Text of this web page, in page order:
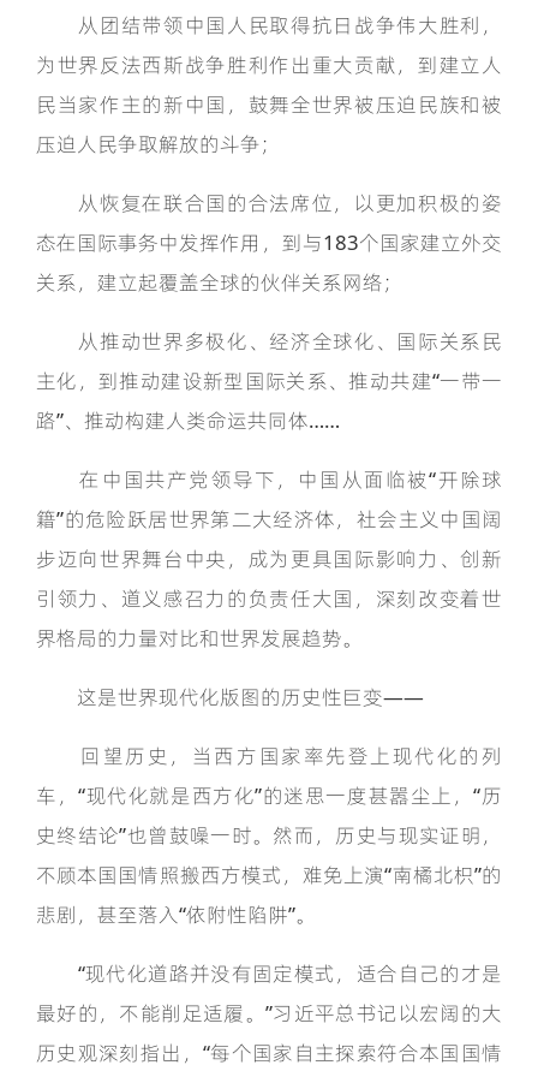
从团结带领中国人民取得抗日战争伟大胜利，
为世界反法西斯战争胜利作出重大贡献，到建立人
民当家作主的新中国，鼓舞全世界被压迫民族和被
压迫人民争取解放的斗争；
从恢复在联合国的合法席位，以更加积极的姿
态在国际事务中发挥作用，到与183个国家建立外交
关系，建立起覆盖全球的伙伴关系网络；
从推动世界多极化、经济全球化、国际关系民
主化，到推动建设新型国际关系、推动共建“一带一
路”、推动构建人类命运共同体……
在中国共产党领导下，中国从面临被“开除球
籍”的危险跃居世界第二大经济体，社会主义中国阔
步迈向世界舞台中央，成为更具国际影响力、创新
引领力、道义感召力的负责任大国，深刻改变着世
界格局的力量对比和世界发展趋势。
这是世界现代化版图的历史性巨变——
回望历史，当西方国家率先登上现代化的列
车，“现代化就是西方化”的迷思一度甚嚣尘上，“历
史终结论”也曾鼓噪一时。然而，历史与现实证明，
不顾本国国情照搬西方模式，难免上演“南橘北枳”的
悲剧，甚至落入“依附性陷阱”。
“现代化道路并没有固定模式，适合自己的才是
最好的，不能削足适履。”习近平总书记以宏阔的大
历史观深刻指出，“每个国家自主探索符合本国国情